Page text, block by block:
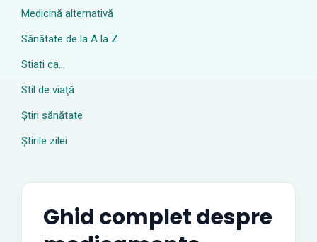
Medicină alternativă
Sănătate de la A la Z
Stiati ca…
Stil de viaţă
Ştiri sănătate
Știrile zilei
Ghid complet despre